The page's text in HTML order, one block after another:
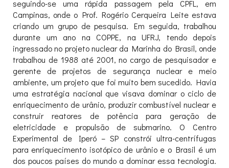
seguindo-se uma rápida passagem pela CPFL, em
Campinas, onde o Prof. Rogério Cerqueira Leite estava
criando um grupo de pesquisa. Em seguida, trabalhou
durante um ano na COPPE, na UFRJ, tendo depois
ingressado no projeto nuclear da Marinha do Brasil, onde
trabalhou de 1988 até 2001, no cargo de pesquisador e
gerente de projetos de segurança nuclear e meio
ambiente, um projeto que foi muito bem sucedido. Havia
uma estratégia nacional que visava dominar o ciclo de
enriquecimento de urânio, produzir combustível nuclear e
construir reatores de potência para geração de
eletricidade e propulsão de submarino. O Centro
Experimental de Iperó – SP constrói ultra-centrífugas
para enriquecimento isotópico de urânio e o Brasil é um
dos poucos países do mundo a dominar essa tecnologia.